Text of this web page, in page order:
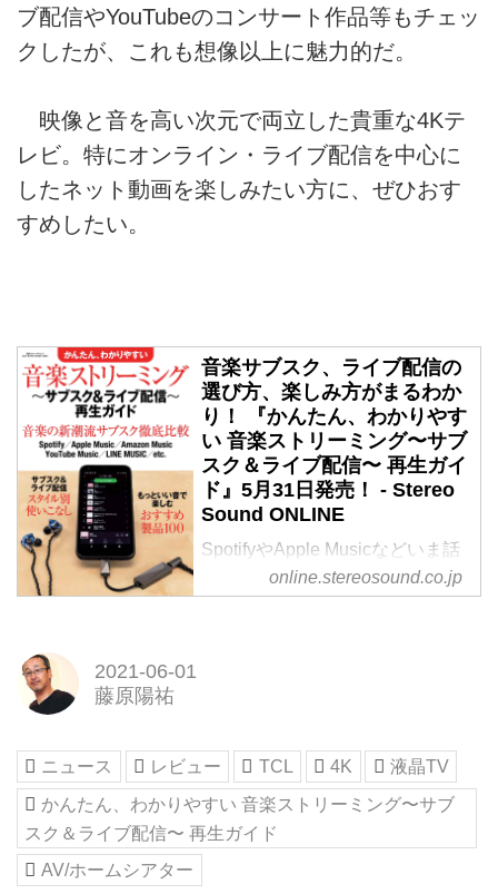
ブ配信やYouTubeのコンサート作品等もチェッ
クしたが、これも想像以上に魅力的だ。
映像と音を高い次元で両立した貴重な4Kテ
レビ。特にオンライン・ライブ配信を中心に
したネット動画を楽しみたい方に、ぜひおす
すめしたい。
音楽サブスク、ライブ配信の
選び方、楽しみ方がまるわか
り！ 『かんたん、わかりやす
い 音楽ストリーミング〜サブ
スク＆ライブ配信〜 再生ガイ
ド』5月31日発売！ - Stereo
Sound ONLINE
SpotifyやApple Musicなどいま話
題の＜音楽サブスク＞と、コロナ
禍の環境下で急速に増えつつある
ク＆ライブ配信 〜再生ガイド』
をお届けします。読みやすさとわ
かりやすさをコンセプトにした
『かんたん、わかりやすい』シリ
ーズの第三弾です。
「音楽サブスク編」は、主要12サ
online.stereosound.co.jp
2021-06-01
藤原陽祐
ニュース レビュー TCL 4K
液晶TV
かんたん、わかりやすい 音楽ストリーミング〜サブ
スク＆ライブ配信〜 再生ガイド
AV/ホームシアター